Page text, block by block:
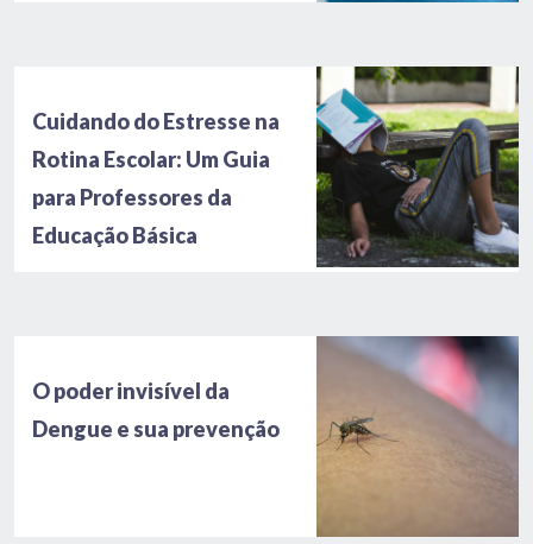
Cuidando do Estresse na
Rotina Escolar: Um Guia
para Professores da
Educação Básica
O poder invisível da
Dengue e sua prevenção